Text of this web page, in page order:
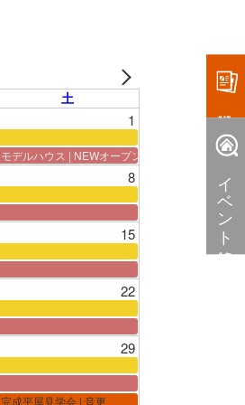
土
1
モデルハウス | NEWオープン
8
15
22
29
完成平屋見学会 | 音更
イベント情報